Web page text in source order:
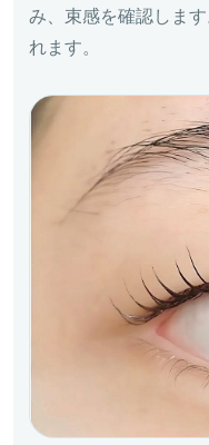
み、束感を確認しま
れます。